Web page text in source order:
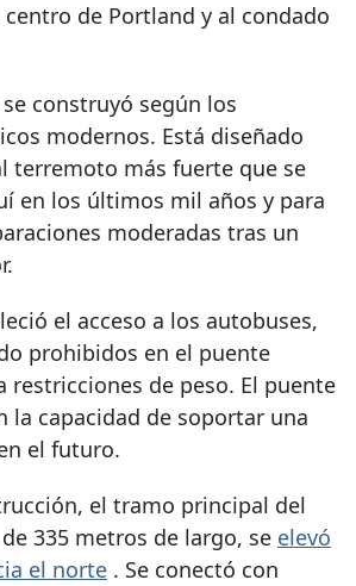
de Portland y al condado
construyó según los
modernos. Está diseñado
terremoto más fuerte que se
en los últimos mil años y para
moderadas tras un
el acceso a los autobuses,
prohibidos en el puente
restricciones de peso. El puente
la capacidad de soportar una
el futuro.
el tramo principal del
335 metros de largo, se elevó
el norte . Se conectó con